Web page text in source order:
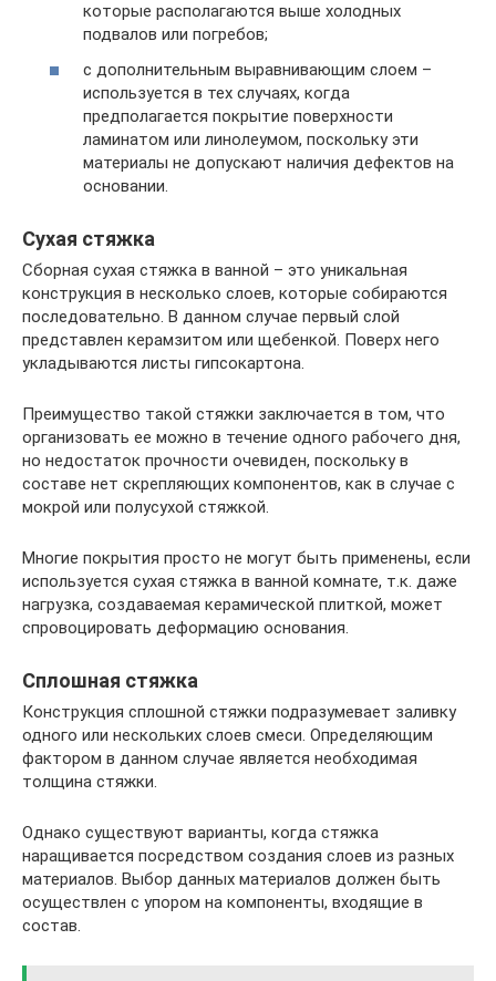
которые располагаются выше холодных
подвалов или погребов;
с дополнительным выравнивающим слоем –
используется в тех случаях, когда
предполагается покрытие поверхности
ламинатом или линолеумом, поскольку эти
материалы не допускают наличия дефектов на
основании.
Сухая стяжка
Сборная сухая стяжка в ванной – это уникальная
конструкция в несколько слоев, которые собираются
последовательно. В данном случае первый слой
представлен керамзитом или щебенкой. Поверх него
укладываются листы гипсокартона.
Преимущество такой стяжки заключается в том, что
организовать ее можно в течение одного рабочего дня,
но недостаток прочности очевиден, поскольку в
составе нет скрепляющих компонентов, как в случае с
мокрой или полусухой стяжкой.
Многие покрытия просто не могут быть применены, если
используется сухая стяжка в ванной комнате, т.к. даже
нагрузка, создаваемая керамической плиткой, может
спровоцировать деформацию основания.
Сплошная стяжка
Конструкция сплошной стяжки подразумевает заливку
одного или нескольких слоев смеси. Определяющим
фактором в данном случае является необходимая
толщина стяжки.
Однако существуют варианты, когда стяжка
наращивается посредством создания слоев из разных
материалов. Выбор данных материалов должен быть
осуществлен с упором на компоненты, входящие в
состав.